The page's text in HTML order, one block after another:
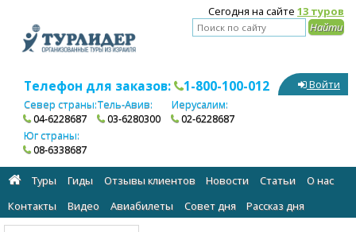
Сегодня на сайте 13 туров
Телефон для заказов: 1-800-100-012
Север страны:
04-6228687
Тель-Авив:
03-6280300
Иерусалим:
02-6228687
Юг страны:
08-6338687
Войти
Туры Гиды Отзывы клиентов Новости Статьи
О нас
Контакты
Видео Авиабилеты Cовет дня Рассказ дня